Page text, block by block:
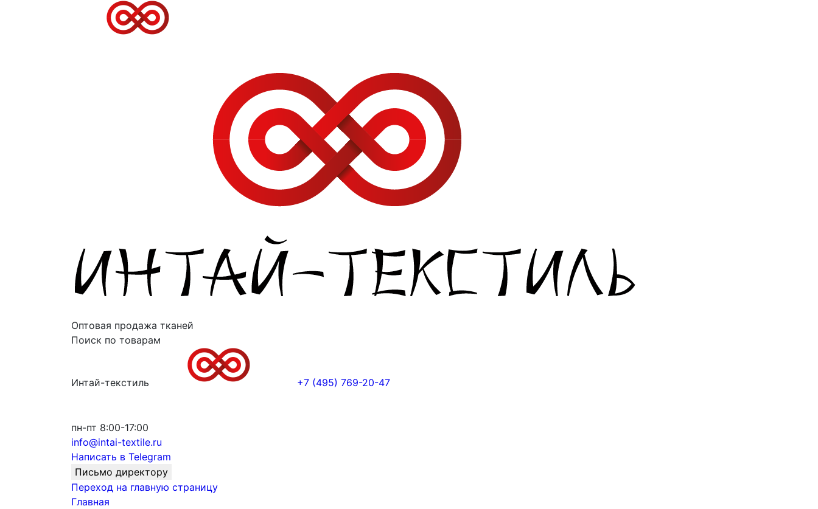
Оптовая продажа тканей
Поиск по товарам
Интай-текстиль +7 (495) 769-20-47
пн-пт 8:00-17:00
info@intai-textile.ru
Написать в Telegram
Письмо директору
Переход на главную страницу
Главная